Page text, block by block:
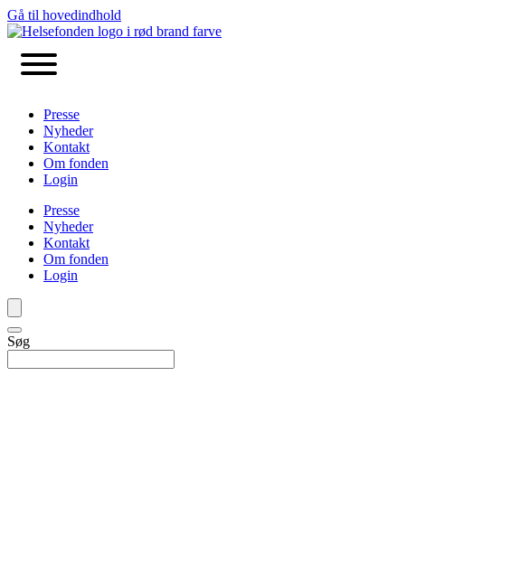
Gå til hovedindhold
Presse
Nyheder
Kontakt
Om fonden
Login
Presse
Nyheder
Kontakt
Om fonden
Login
Søg